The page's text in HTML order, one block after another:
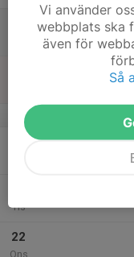
Tis
22
Ons
Vi använder
webbplats ska
även för
Så